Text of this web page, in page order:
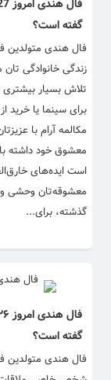
گفته است؟
فال هندی متولدین
زندگی خانوادگی
تلاش بسیار بیشتری
برای سینما یا خرید
مکالمه آرام با
معشوق خود داشته
است ایده‌های
معشوقه‌تان وحشی و
گذشته، برای...
گفته است؟
فال هندی متولدین